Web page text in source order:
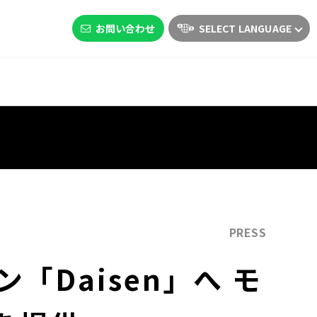
お問い合わせ SELECT LANGUAGE
PRESS
「Daisen」へ モ